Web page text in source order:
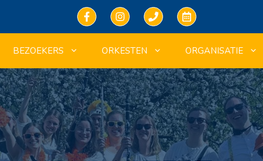
BEZOEKERS ORKESTEN ORGANISATIE